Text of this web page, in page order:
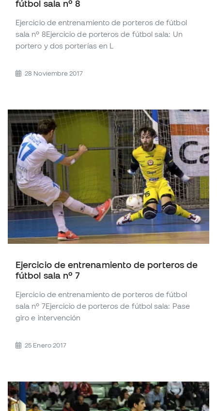
fútbol sala nº 8
Ejercicio de entrenamiento de porteros de fútbol
sala nº 8Ejercicio de porteros de fútbol sala: Un
portero y dos porterías en L
28 Noviembre 2017
Ejercicio de entrenamiento de porteros de
fútbol sala nº 7
Ejercicio de entrenamiento de porteros de fútbol
sala nº 7Ejercicio de porteros de fútbol sala: Pase
giro e intervención
25 Enero 2017